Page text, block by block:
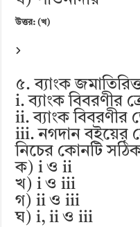
উত্তর: (খ)
৫. ব্যাংক
i. ব্যাংক বিবরণীর
ii. ব্যাংক বিবরণীর
iii. নগদান বইয়ের
নিচের কোনটি
ক) i ও
খ) i ও iii
গ) ii ও
ঘ) i, ii ও iii